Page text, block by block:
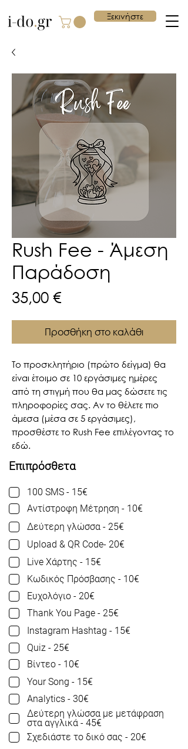
Ξεκινήστε
Rush Fee - Άμεση
Παράδοση
35,00 €Τιμή
Προσθήκη στο καλάθι
Το προσκλητήριο (πρώτο δείγμα) θα
είναι έτοιμο σε 10 εργάσιμες ημέρες
από τη στιγμή που θα μας δώσετε τις
πληροφορίες σας. Αν το θέλετε πιο
άμεσα (μέσα σε 5 εργάσιμες),
προσθέστε το Rush Fee επιλέγοντας το
εδώ.
Επιπρόσθετα
100 SMS - 15€
Αντίστροφη Μέτρηση - 10€
Δεύτερη γλώσσα - 25€
Upload & QR Code- 20€
Live Χάρτης - 15€
Κωδικός Πρόσβασης - 10€
Ευχολόγιο - 20€
Thank You Page - 25€
Instagram Hashtag - 15€
Quiz - 25€
Βίντεο - 10€
Your Song - 15€
Analytics - 30€
Δεύτερη γλώσσα με μετάφραση
στα αγγλικά - 45€
Σχεδιάστε το δικό σας - 20€